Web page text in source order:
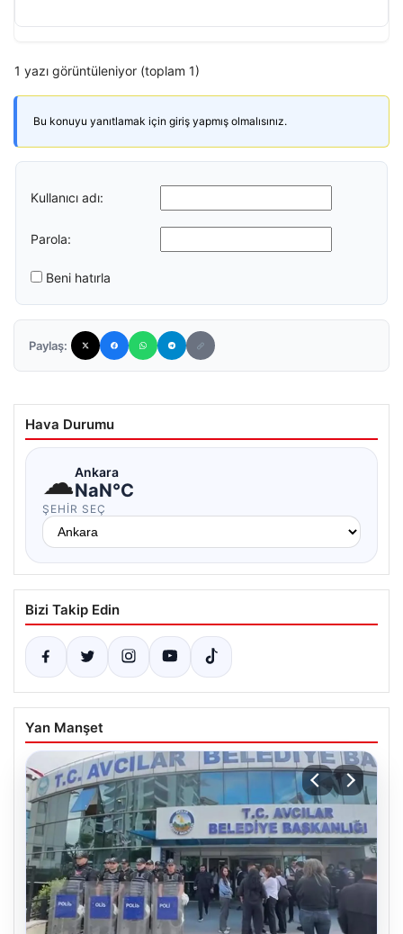
1 yazı görüntüleniyor (toplam 1)
Bu konuyu yanıtlamak için giriş yapmış olmalısınız.
Kullanıcı adı:
Parola:
Beni hatırla
Paylaş:
Hava Durumu
☁Ankara
NaN°C
ŞEHIR SEÇ
Bizi Takip Edin
Yan Manşet